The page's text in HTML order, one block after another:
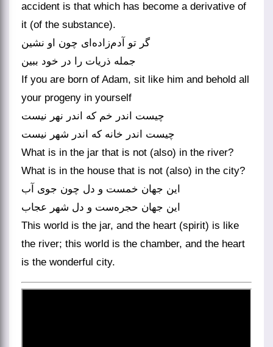
accident is that which has become a derivative of
it (of the substance).
گر تو آدم‌زاده‌ای چون او نشین
جمله ذریات را در خود ببین
If you are born of Adam, sit like him and behold all
your progeny in yourself
چیست اندر خم که اندر نهر نیست
چیست اندر خانه که اندر شهر نیست
What is in the jar that is not (also) in the river?
What is in the house that is not (also) in the city?
این جهان خمست و دل چون جوی آب
این جهان حجره‌ست و دل شهر عجاب
This world is the jar, and the heart (spirit) is like
the river; this world is the chamber, and the heart
is the wonderful city.